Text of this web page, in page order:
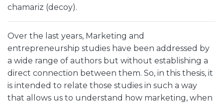
chamariz (decoy).
Over the last years, Marketing and
entrepreneurship studies have been addressed by
a wide range of authors but without establishing a
direct connection between them. So, in this thesis, it
is intended to relate those studies in such a way
that allows us to understand how marketing, when